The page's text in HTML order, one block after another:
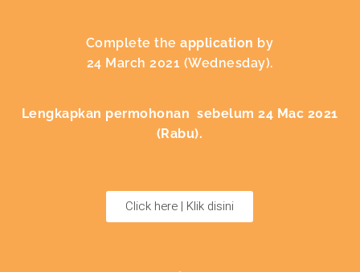
Complete theapplication by
24 March 2021 (Wednesday).
Lengkapkan permohonan sebelum 24 Mac 2021
(Rabu).
Click here | Klik disini